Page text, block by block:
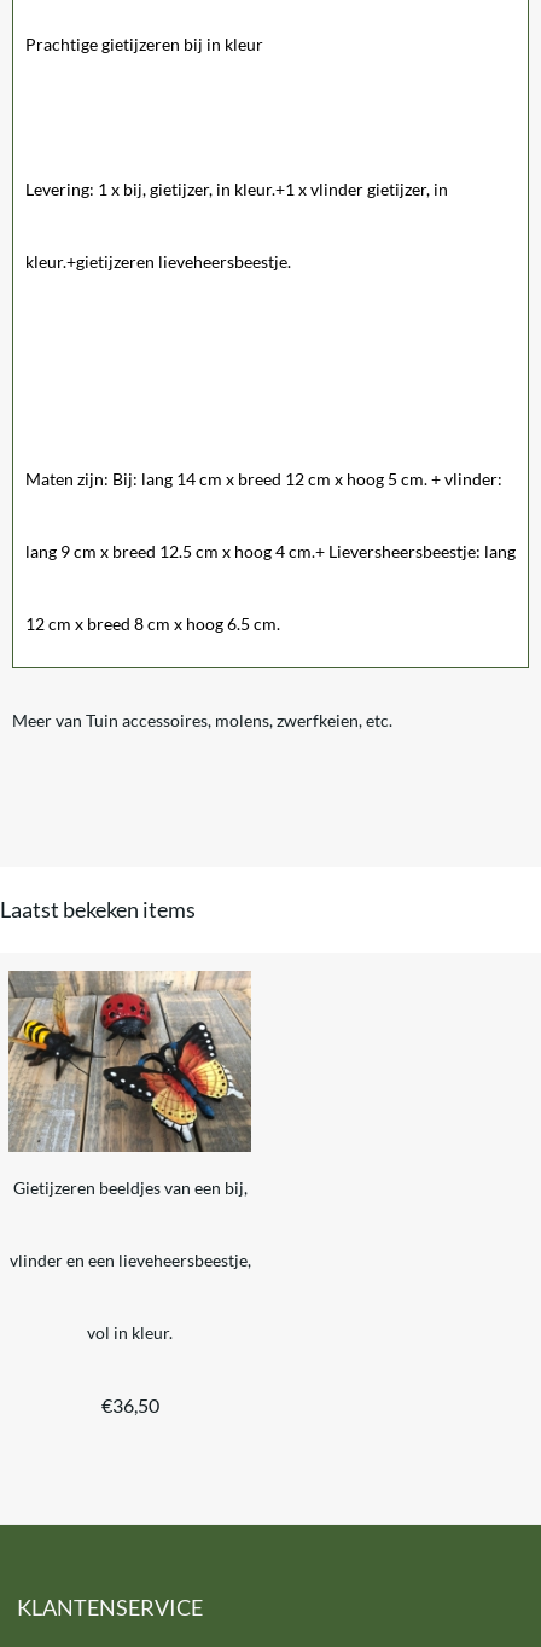
Prachtige gietijzeren bij in kleur
Levering: 1 x bij, gietijzer, in kleur.+1 x vlinder gietijzer, in
kleur.+gietijzeren lieveheersbeestje.
Maten zijn: Bij: lang 14 cm x breed 12 cm x hoog 5 cm. + vlinder:
lang 9 cm x breed 12.5 cm x hoog 4 cm.+ Lieversheersbeestje: lang
12 cm x breed 8 cm x hoog 6.5 cm.
Meer van Tuin accessoires, molens, zwerfkeien, etc.
Laatst bekeken items
Gietijzeren beeldjes van een bij,
vlinder en een lieveheersbeestje,
vol in kleur.
€36,50
KLANTENSERVICE